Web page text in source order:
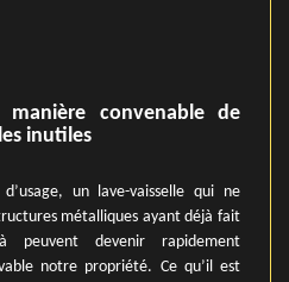
manière convenable de
inutiles
un lave-vaisselle qui ne
métalliques ayant déjà fait
peuvent devenir rapidement
notre propriété. Ce qu’il est